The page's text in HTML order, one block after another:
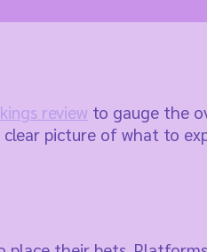
review to gauge the
picture of what to